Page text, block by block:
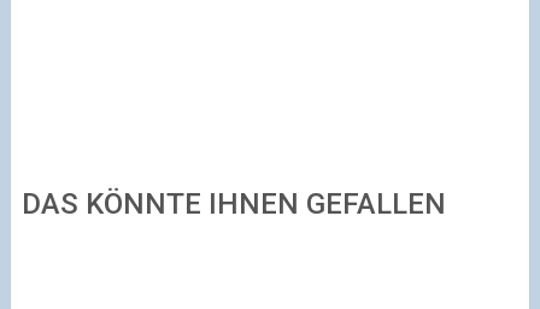
DAS KÖNNTE IHNEN GEFALLEN